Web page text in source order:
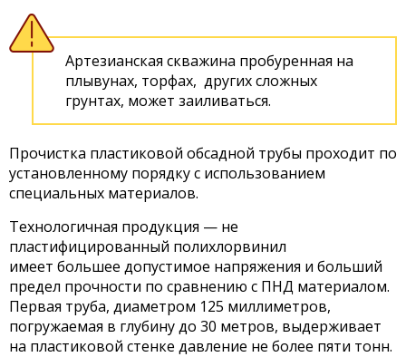
Артезианская скважина пробуренная на
плывунах, торфах, других сложных
грунтах, может заиливаться.
Прочистка пластиковой обсадной трубы проходит по
установленному порядку с использованием
специальных материалов.
Технологичная продукция — не
пластифицированный полихлорвинил
имеет большее допустимое напряжения и больший
предел прочности по сравнению с ПНД материалом.
Первая труба, диаметром 125 миллиметров,
погружаемая в глубину до 30 метров, выдерживает
на пластиковой стенке давление не более пяти тонн.